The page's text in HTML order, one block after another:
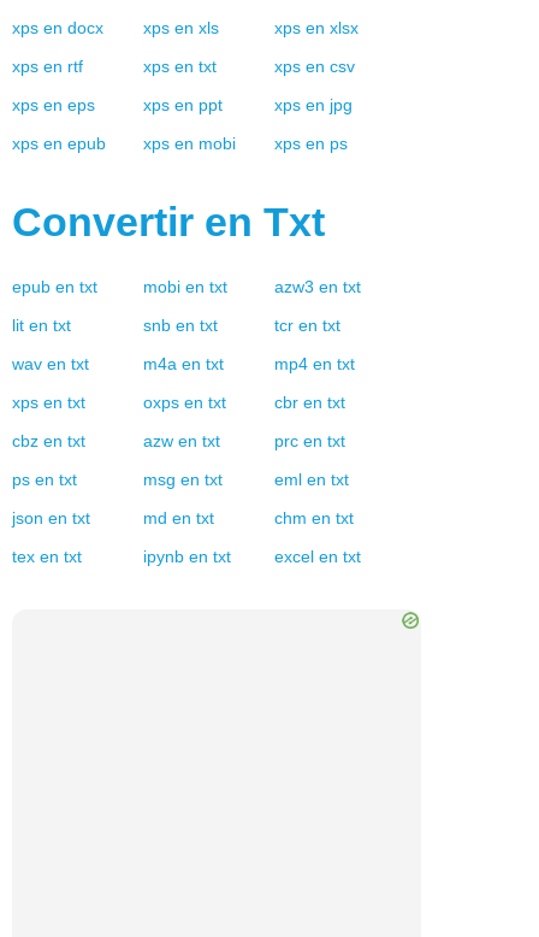
xps en docx xps en xls xps en xlsx
xps en rtf xps en txt xps en csv
xps en eps xps en ppt xps en jpg
xps en epub xps en mobi xps en ps
Convertir en Txt
epub en txt mobi en txt azw3 en txt
lit en txt snb en txt tcr en txt
wav en txt m4a en txt mp4 en txt
xps en txt oxps en txt cbr en txt
cbz en txt azw en txt prc en txt
ps en txt msg en txt eml en txt
json en txt md en txt chm en txt
tex en txt ipynb en txt excel en txt